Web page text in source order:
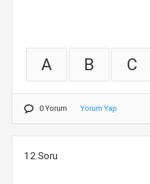
A B C
0 Yorum Yorum Yap
12.Soru